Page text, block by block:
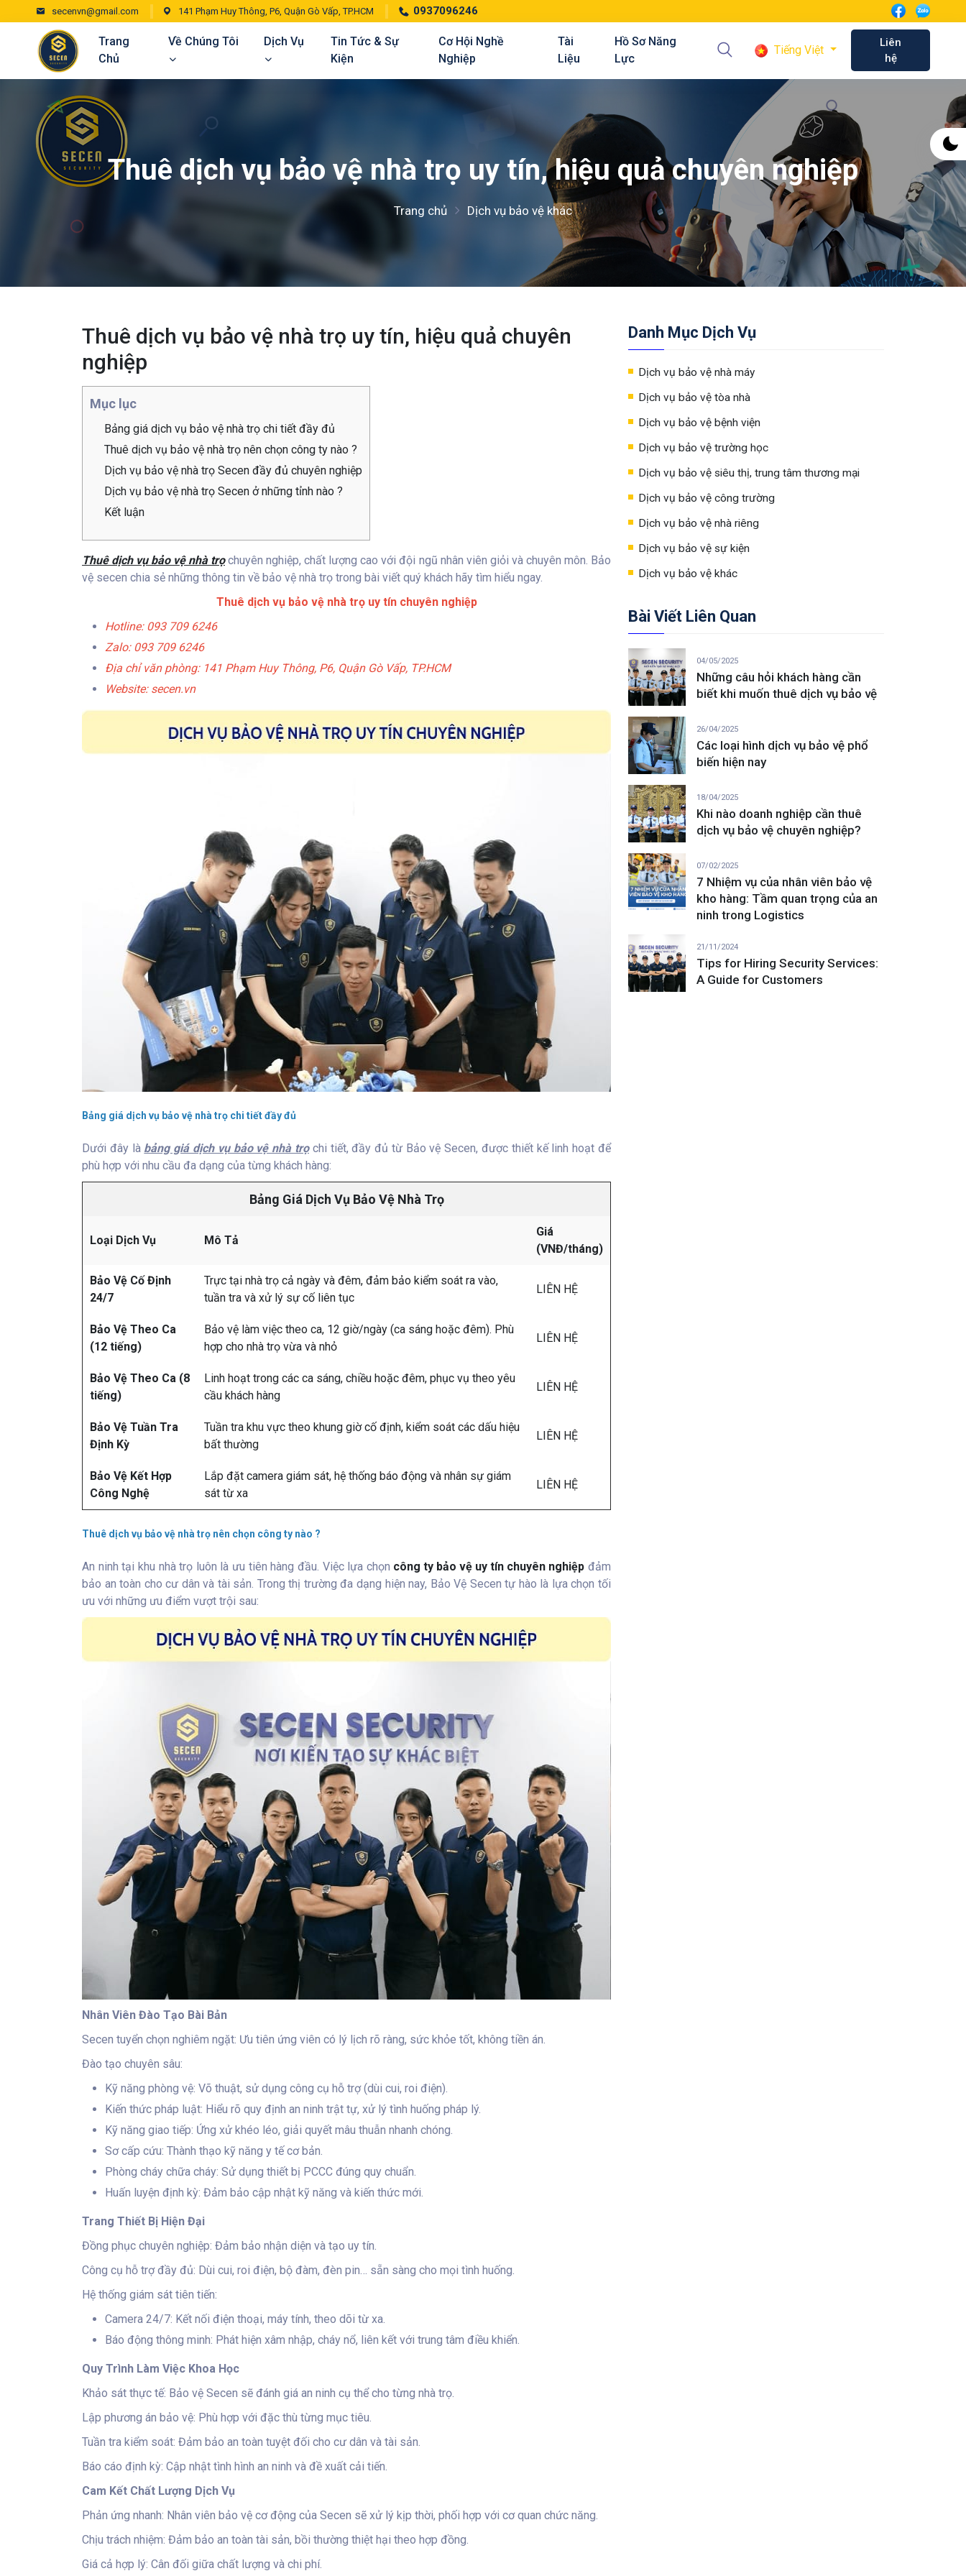
secenvn@gmail.com 141 Phạm Huy Thông, P6, Quận Gò Vấp, TP.HCM 0937096246
Trang
Chủ
Về Chúng Tôi Dịch Vụ
Tin Tức & Sự
Kiện
Cơ Hội Nghề
Nghiệp
Tài
Liệu
Hồ Sơ Năng
Lực
Tiếng Việt
Liên
hệ
Thuê dịch vụ bảo vệ nhà trọ uy tín, hiệu quả chuyên nghiệp
Trang chủ Dịch vụ bảo vệ khác
Thuê dịch vụ bảo vệ nhà trọ uy tín, hiệu quả chuyên
nghiệp
Mục lục
Bảng giá dịch vụ bảo vệ nhà trọ chi tiết đầy đủ
Thuê dịch vụ bảo vệ nhà trọ nên chọn công ty nào ?
Dịch vụ bảo vệ nhà trọ Secen đầy đủ chuyên nghiệp
Dịch vụ bảo vệ nhà trọ Secen ở những tỉnh nào ?
Kết luận
Thuê dịch vụ bảo vệ nhà trọchuyên nghiệp, chất lượng cao với đội ngũ nhân viên giỏi và chuyên môn. Bảo
vệ secen chia sẻ những thông tin về bảo vệ nhà trọ trong bài viết quý khách hãy tìm hiểu ngay.
Thuê dịch vụ bảo vệ nhà trọ uy tín chuyên nghiệp
Hotline: 093 709 6246
Zalo: 093 709 6246
Địa chỉ văn phòng: 141 Phạm Huy Thông, P6, Quận Gò Vấp, TP.HCM
Website: secen.vn
Bảng giá dịch vụ bảo vệ nhà trọ chi tiết đầy đủ
Dưới đây là bảng giá dịch vụ bảo vệ nhà trọchi tiết, đầy đủ từ Bảo vệ Secen, được thiết kế linh hoạt để
phù hợp với nhu cầu đa dạng của từng khách hàng:
Bảng Giá Dịch Vụ Bảo Vệ Nhà Trọ
Loại Dịch Vụ Mô Tả
Giá
(VNĐ/tháng)
Bảo Vệ Cố Định
24/7
Trực tại nhà trọ cả ngày và đêm, đảm bảo kiểm soát ra vào,
tuần tra và xử lý sự cố liên tục
LIÊN HỆ
Bảo Vệ Theo Ca
(12 tiếng)
Bảo vệ làm việc theo ca, 12 giờ/ngày (ca sáng hoặc đêm). Phù
hợp cho nhà trọ vừa và nhỏ
LIÊN HỆ
Bảo Vệ Theo Ca (8
tiếng)
Linh hoạt trong các ca sáng, chiều hoặc đêm, phục vụ theo yêu
cầu khách hàng
LIÊN HỆ
Bảo Vệ Tuần Tra
Định Kỳ
Tuần tra khu vực theo khung giờ cố định, kiểm soát các dấu hiệu
bất thường
LIÊN HỆ
Bảo Vệ Kết Hợp
Công Nghệ
Lắp đặt camera giám sát, hệ thống báo động và nhân sự giám
sát từ xa
LIÊN HỆ
Thuê dịch vụ bảo vệ nhà trọ nên chọn công ty nào ?
An ninh tại khu nhà trọ luôn là ưu tiên hàng đầu. Việc lựa chọn công ty bảo vệ uy tín chuyên nghiệp đảm
bảo an toàn cho cư dân và tài sản. Trong thị trường đa dạng hiện nay, Bảo Vệ Secen tự hào là lựa chọn tối
ưu với những ưu điểm vượt trội sau:
Nhân Viên Đào Tạo Bài Bản
Secen tuyển chọn nghiêm ngặt: Ưu tiên ứng viên có lý lịch rõ ràng, sức khỏe tốt, không tiền án.
Đào tạo chuyên sâu:
Kỹ năng phòng vệ: Võ thuật, sử dụng công cụ hỗ trợ (dùi cui, roi điện).
Kiến thức pháp luật: Hiểu rõ quy định an ninh trật tự, xử lý tình huống pháp lý.
Kỹ năng giao tiếp: Ứng xử khéo léo, giải quyết mâu thuẫn nhanh chóng.
Sơ cấp cứu: Thành thạo kỹ năng y tế cơ bản.
Phòng cháy chữa cháy: Sử dụng thiết bị PCCC đúng quy chuẩn.
Huấn luyện định kỳ: Đảm bảo cập nhật kỹ năng và kiến thức mới.
Trang Thiết Bị Hiện Đại
Đồng phục chuyên nghiệp: Đảm bảo nhận diện và tạo uy tín.
Công cụ hỗ trợ đầy đủ: Dùi cui, roi điện, bộ đàm, đèn pin… sẵn sàng cho mọi tình huống.
Hệ thống giám sát tiên tiến:
Camera 24/7: Kết nối điện thoại, máy tính, theo dõi từ xa.
Báo động thông minh: Phát hiện xâm nhập, cháy nổ, liên kết với trung tâm điều khiển.
Quy Trình Làm Việc Khoa Học
Khảo sát thực tế: Bảo vệ Secen sẽ đánh giá an ninh cụ thể cho từng nhà trọ.
Lập phương án bảo vệ: Phù hợp với đặc thù từng mục tiêu.
Tuần tra kiểm soát: Đảm bảo an toàn tuyệt đối cho cư dân và tài sản.
Báo cáo định kỳ: Cập nhật tình hình an ninh và đề xuất cải tiến.
Cam Kết Chất Lượng Dịch Vụ
Phản ứng nhanh: Nhân viên bảo vệ cơ động của Secen sẽ xử lý kịp thời, phối hợp với cơ quan chức năng.
Chịu trách nhiệm: Đảm bảo an toàn tài sản, bồi thường thiệt hại theo hợp đồng.
Giá cả hợp lý: Cân đối giữa chất lượng và chi phí.
Danh Mục Dịch Vụ
Dịch vụ bảo vệ nhà máy
Dịch vụ bảo vệ tòa nhà
Dịch vụ bảo vệ bệnh viện
Dịch vụ bảo vệ trường học
Dịch vụ bảo vệ siêu thị, trung tâm thương mại
Dịch vụ bảo vệ công trường
Dịch vụ bảo vệ nhà riêng
Dịch vụ bảo vệ sự kiện
Dịch vụ bảo vệ khác
Bài Viết Liên Quan
04/05/2025
Những câu hỏi khách hàng cần
biết khi muốn thuê dịch vụ bảo vệ
26/04/2025
Các loại hình dịch vụ bảo vệ phổ
biến hiện nay
18/04/2025
Khi nào doanh nghiệp cần thuê
dịch vụ bảo vệ chuyên nghiệp?
07/02/2025
7 Nhiệm vụ của nhân viên bảo vệ
kho hàng: Tầm quan trọng của an
ninh trong Logistics
21/11/2024
Tips for Hiring Security Services:
A Guide for Customers